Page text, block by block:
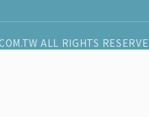
ALL RIGHTS